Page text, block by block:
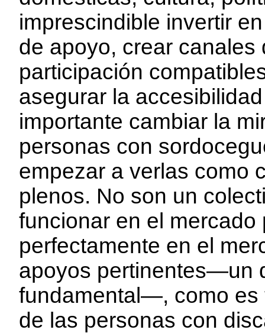
imprescindible invertir
de apoyo, crear canales
participación
asegurar la
importante cambiar la
personas con
empezar a verlas como
plenos. No son un
funcionar en el
perfectamente en el
apoyos pertinentes—un
fundamental—, como es
de las personas con